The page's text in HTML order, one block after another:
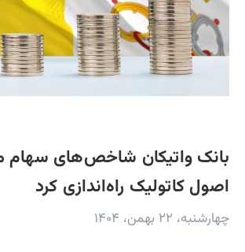
بانک واتیکان شاخص‌های سهام
اصول کاتولیک راه‌اندازی کرد
چهارشنبه، ۲۲ بهمن، ۱۴۰۴